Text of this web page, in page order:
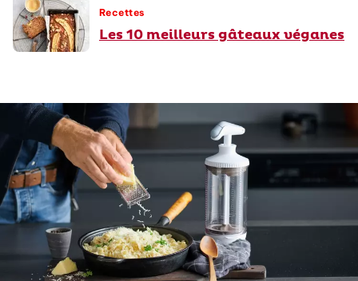
Recettes
Les 10 meilleurs gâteaux véganes